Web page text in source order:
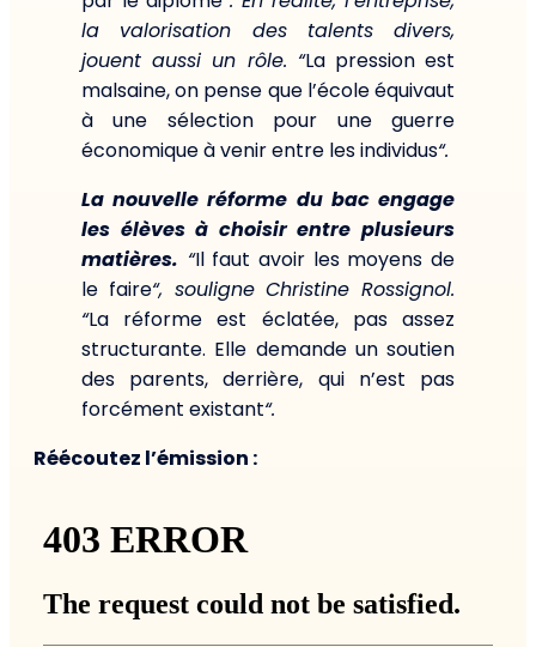
la valorisation des talents divers,
jouent aussi un rôle. “La pression est
malsaine, on pense que l’école équivaut
à une sélection pour une guerre
économique à venir entre les individus“.
La nouvelle réforme du bac engage
les élèves à choisir entre plusieurs
matières. “Il faut avoir les moyens de
le faire“, souligne Christine Rossignol.
“La réforme est éclatée, pas assez
structurante. Elle demande un soutien
des parents, derrière, qui n’est pas
forcément existant“.
Réécoutez l’émission :